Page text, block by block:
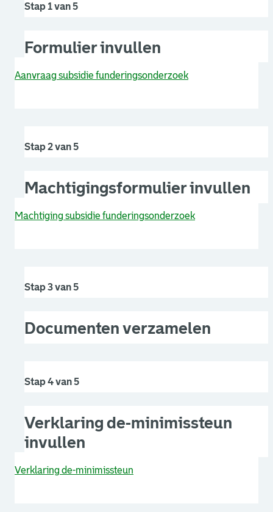
Stap 1 van 5
Formulier invullen
Aanvraag subsidie funderingsonderzoek
Stap 2 van 5
Machtigingsformulier invullen
Machtiging subsidie funderingsonderzoek
Stap 3 van 5
Documenten verzamelen
Stap 4 van 5
Verklaring de-minimissteun
invullen
Verklaring de-minimissteun